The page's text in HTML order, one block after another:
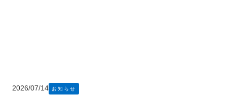
2026/07/14 お知らせ